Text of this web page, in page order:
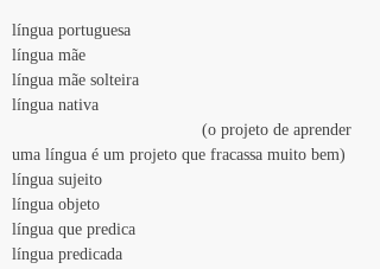
língua portuguesa
língua mãe
língua mãe solteira
língua nativa
				(
o projeto de aprender
uma língua é um projeto que fracassa muito bem)
língua sujeito
língua objeto
língua que predica
língua predicada